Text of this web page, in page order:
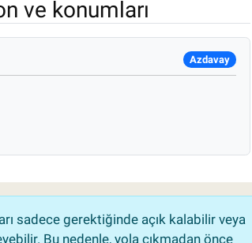
ve konumları
Azdavay
sadece gerektiğinde açık kalabilir veya
Bu nedenle, yola çıkmadan önce